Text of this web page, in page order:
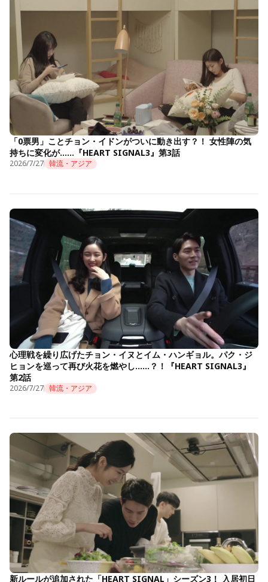
「0票男」ことチョン・イドンがついに動き出す？！ 女性陣の気
持ちに変化が……『HEART SIGNAL3』第3話
2026/7/27 韓流・アジア
心理戦を繰り広げたチョン・イヌとイム・ハンギョル。パク・ジ
ヒョンを巡って再び火花を燃やし……？！『HEART SIGNAL3』
第2話
2026/7/27 韓流・アジア
新ルールが追加された「HEART SIGNAL」シーズン3！ 入居初日